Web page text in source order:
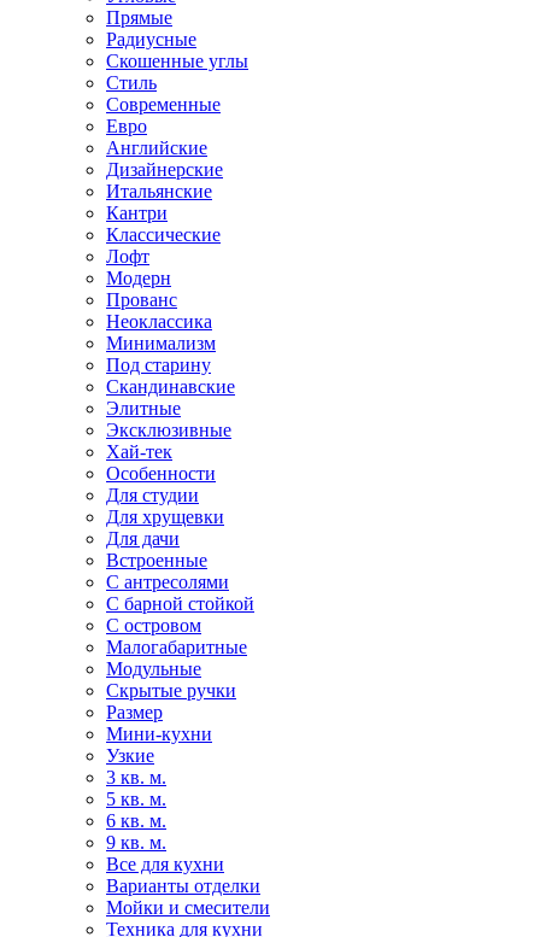
Прямые
Радиусные
Скошенные углы
Стиль
Современные
Евро
Английские
Дизайнерские
Итальянские
Кантри
Классические
Лофт
Модерн
Прованс
Неоклассика
Минимализм
Под старину
Скандинавские
Элитные
Эксклюзивные
Хай-тек
Особенности
Для студии
Для хрущевки
Для дачи
Встроенные
С антресолями
С барной стойкой
С островом
Малогабаритные
Модульные
Скрытые ручки
Размер
Мини-кухни
Узкие
3 кв. м.
5 кв. м.
6 кв. м.
9 кв. м.
Все для кухни
Варианты отделки
Мойки и смесители
Техника для кухни